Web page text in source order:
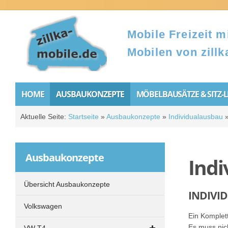
Mobile Freizeit
Mobilen von
HOME AUSBAUKONZEPTE MÖBELBAUSÄTZE & SITZ-
Aktuelle Seite: Startseite » Ausbaukonzepte » Individualausbau
Ausbaukonzepte
Übersicht Ausbaukonzepte
Volkswagen
Ein